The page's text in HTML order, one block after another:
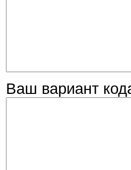
Ваш вариант